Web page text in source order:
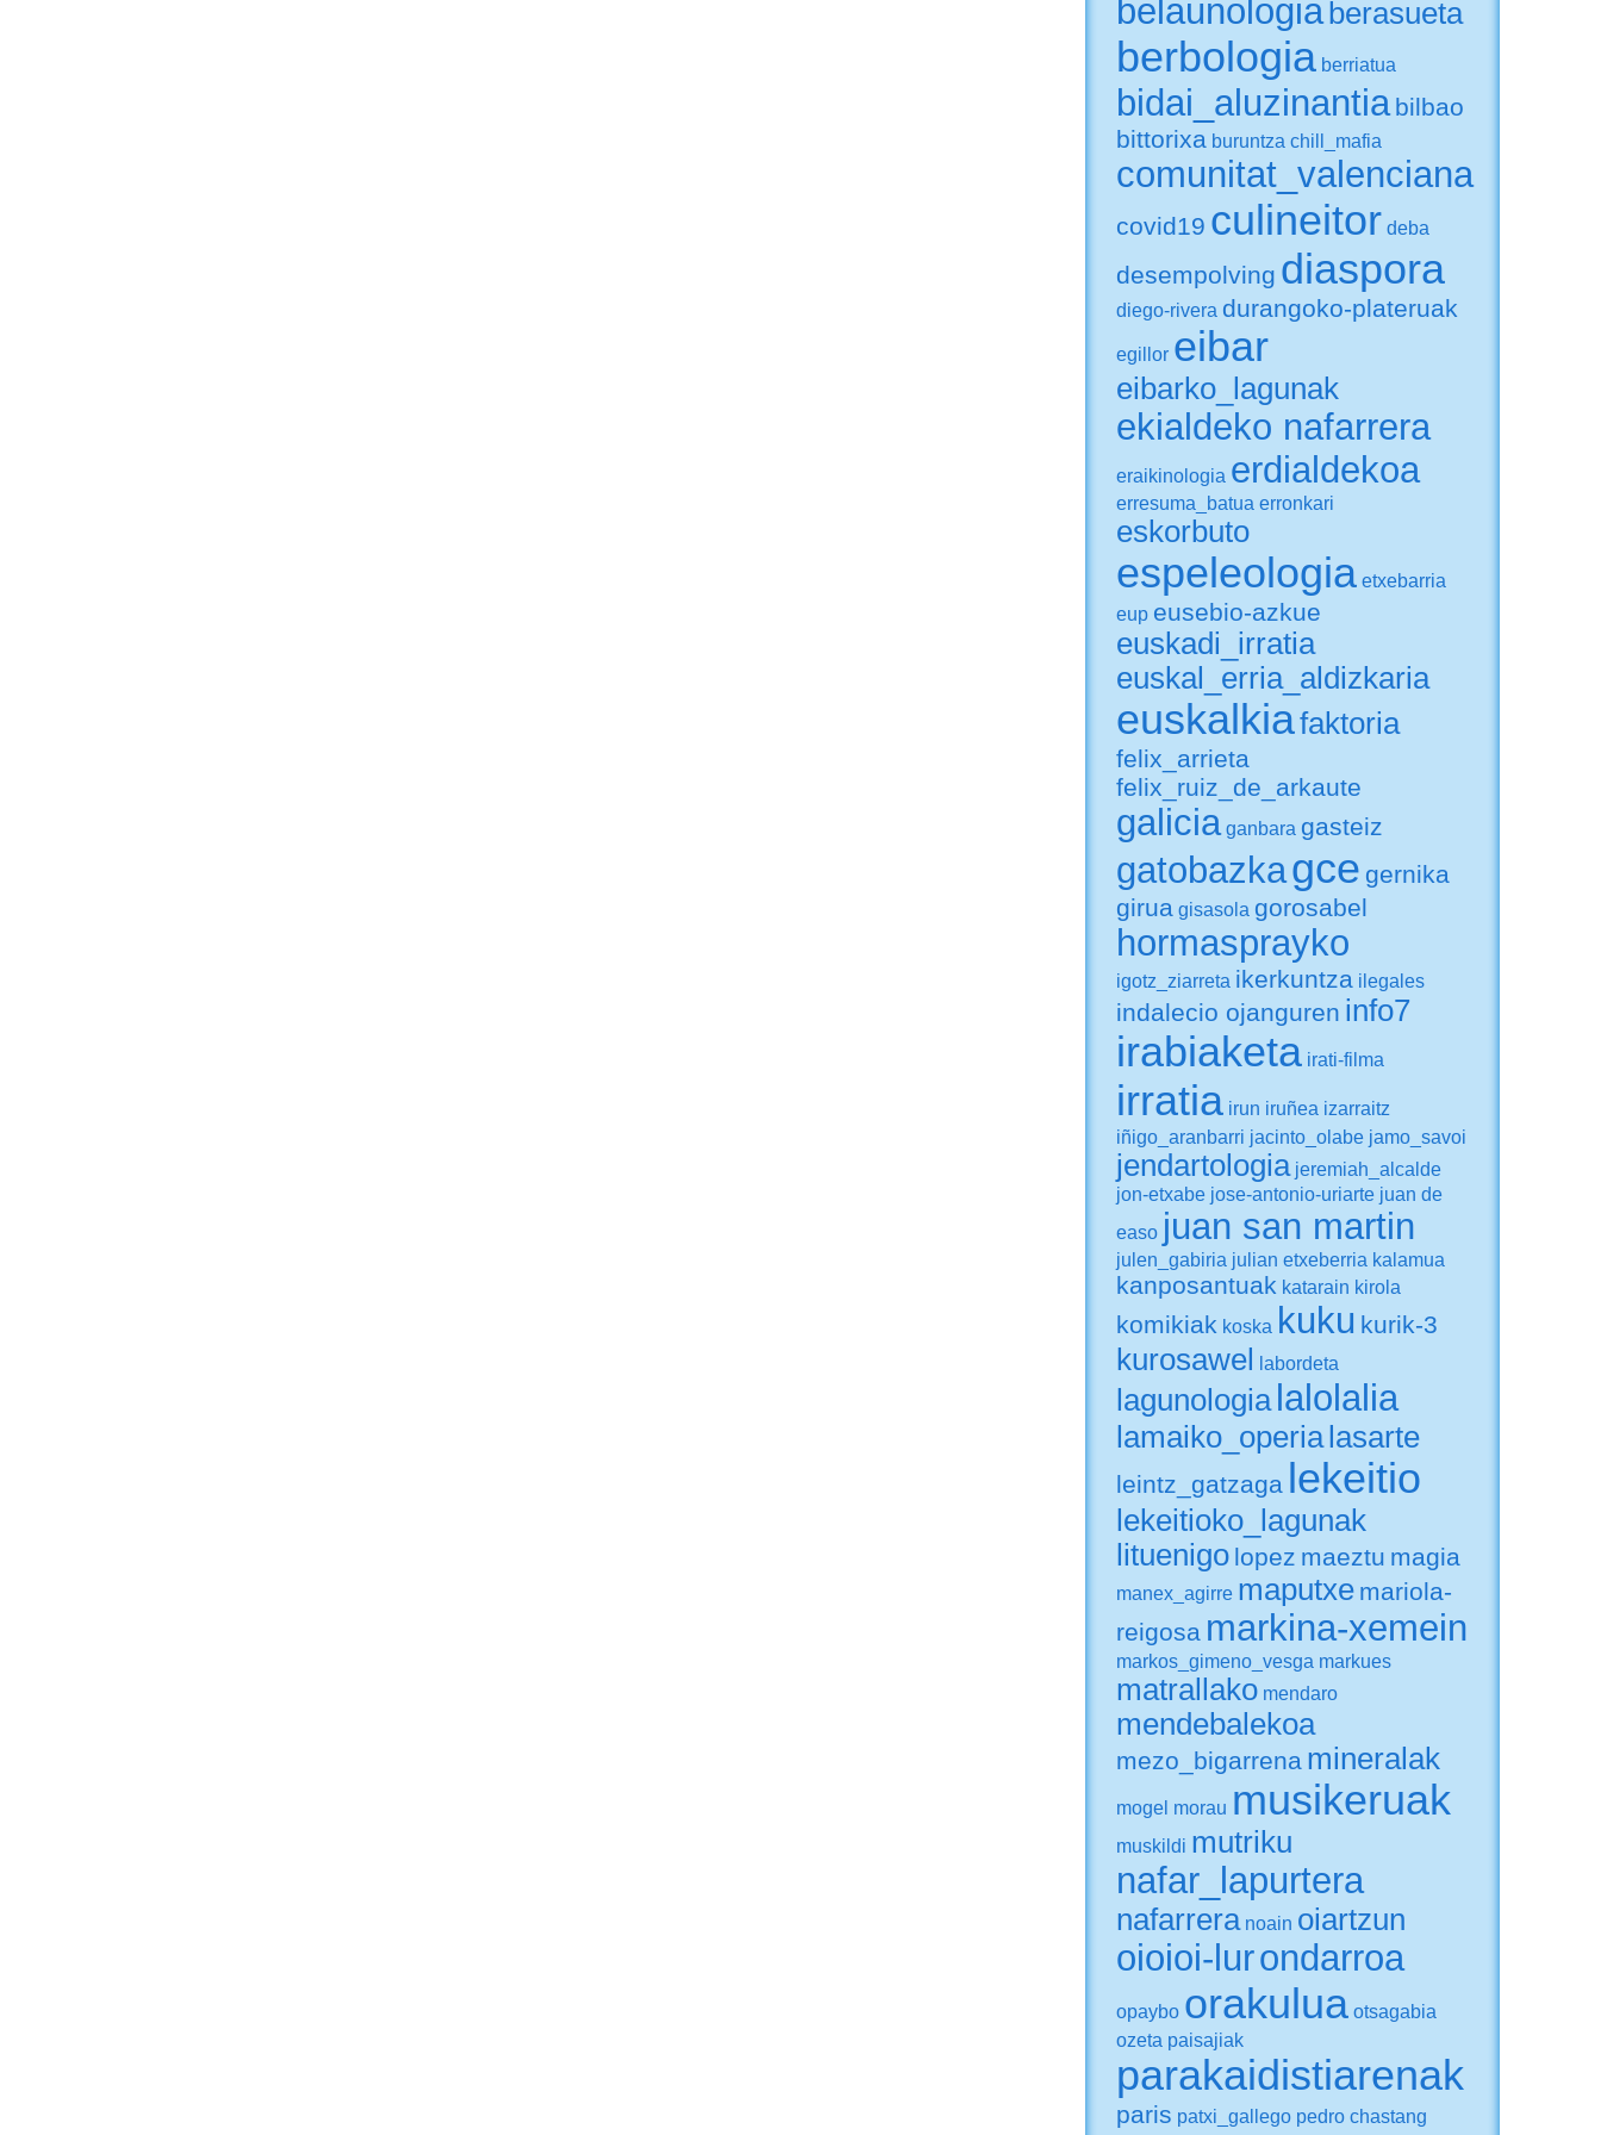
belaunologia berasueta
berbologia berriatua
bidai_aluzinantia bilbao
bittorixa buruntza chill_mafia
comunitat_valenciana
covid19 culineitor deba
desempolving diaspora
diego-rivera durangoko-plateruak
egillor eibar
eibarko_lagunak
ekialdeko nafarrera
eraikinologia erdialdekoa
erresuma_batua erronkari
eskorbuto
espeleologia etxebarria
eup eusebio-azkue
euskadi_irratia
euskal_erria_aldizkaria
euskalkiafaktoria
felix_arrieta
felix_ruiz_de_arkaute
galicia ganbara gasteiz
gatobazkagce gernika
girua gisasola gorosabel
hormasprayko
igotz_ziarreta ikerkuntza ilegales
indalecio ojanguren info7
irabiaketa irati-filma
irratia irun iruñea izarraitz
iñigo_aranbarri jacinto_olabe jamo_savoi
jendartologia jeremiah_alcalde
jon-etxabe jose-antonio-uriarte juan de
easo juan san martin
julen_gabiria julian etxeberria kalamua
kanposantuak katarain kirola
komikiak koska kuku kurik-3
kurosawel labordeta
lagunologia lalolalia
lamaiko_operia lasarte
leintz_gatzaga lekeitio
lekeitioko_lagunak
lituenigo lopez maeztu magia
manex_agirre maputxe mariola-
reigosa markina-xemein
markos_gimeno_vesga markues
matrallako mendaro
mendebalekoa
mezo_bigarrena mineralak
mogel morau musikeruak
muskildi mutriku
nafar_lapurtera
nafarrera noain oiartzun
oioioi-lurondarroa
opaybo orakulua otsagabia
ozeta paisajiak
parakaidistiarenak
paris patxi_gallego pedro chastang